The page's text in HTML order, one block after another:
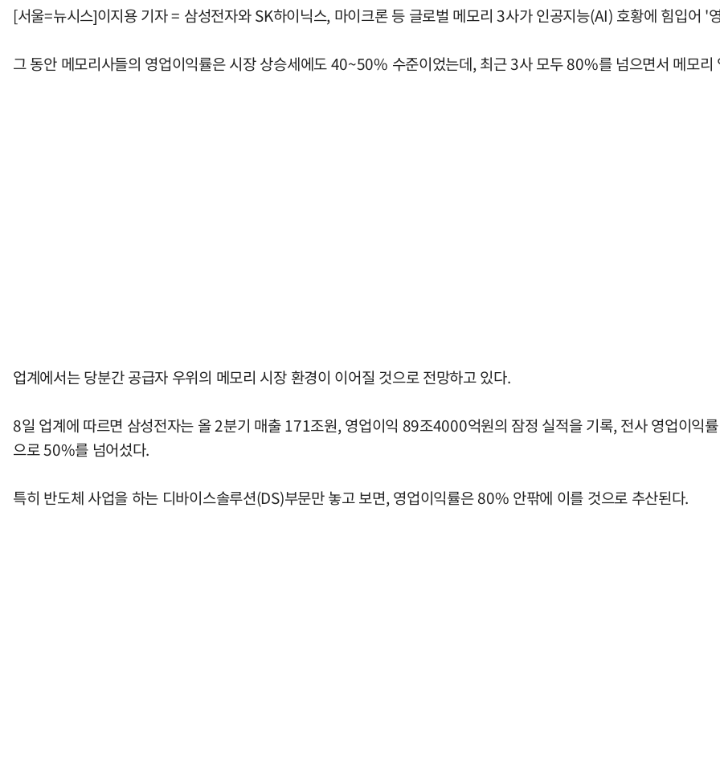
[서울=뉴시스]이지용 기자 = 삼성전자와 SK하이닉스, 마이크론 등 글로벌 메모리 3사가 인공지능(AI) 호황에 힘입어
그 동안 메모리사들의 영업이익률은 시장 상승세에도 40~50% 수준이었는데, 최근 3사 모두 80%를 넘으면서 메모
업계에서는 당분간 공급자 우위의 메모리 시장 환경이 이어질 것으로 전망하고 있다.
8일 업계에 따르면 삼성전자는 올 2분기 매출 171조원, 영업이익 89조4000억원의 잠정 실적을 기록, 전사 영업이익
으로 50%를 넘어섰다.
특히 반도체 사업을 하는 디바이스솔루션(DS)부문만 놓고 보면, 영업이익률은 80% 안팎에 이를 것으로 추산된다.